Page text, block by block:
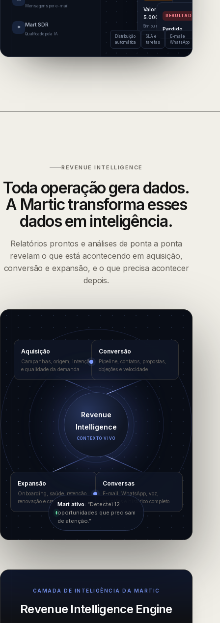
Mensagens por e-mail
✦ Mart SDR
Qualificado pela IA
Valor acima de R$
5.000?
Sim ou não, direcionando o fluxo.
RESULTADO
RESULTADO
Perdido
Distribuição
automática
SLA e
tarefas
E-mail e
WhatsApp
REVENUE INTELLIGENCE
Toda operação gera dados.
A Martic transforma esses
dados em inteligência.
Relatórios prontos e análises de ponta a ponta
revelam o que está acontecendo em aquisição,
conversão e expansão, e o que precisa acontecer
depois.
Aquisição
Campanhas, origem, intenção
e qualidade da demanda
Conversão
Pipeline, contatos, propostas,
objeções e velocidade
Expansão
Onboarding, saúde, retenção,
renovação e crescimento
Conversas
E-mail, WhatsApp, voz,
reuniões e histórico completo
Revenue
Intelligence
CONTEXTO VIVO
Mart ativo: “Detectei 12
oportunidades que precisam
de atenção.”
CAMADA DE INTELIGÊNCIA DA MARTIC
Revenue Intelligence Engine